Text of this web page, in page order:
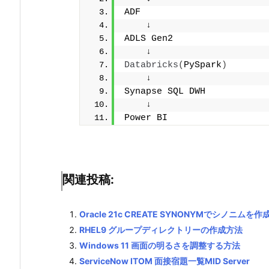
ADF
    ↓
ADLS Gen2
    ↓
Databricks( PySpark )
    ↓
Synapse SQL DWH
    ↓
Power BI
関連投稿:
Oracle 21c CREATE SYNONYMでシノニムを作
RHEL9 グループディレクトリーの作成方法
Windows 11 画面の明るさを調整する方法
ServiceNow ITOM 面接宿題一覧MID Server